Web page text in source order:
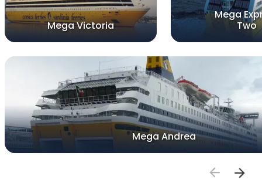
Mega Victoria
Mega
Two
Mega Andrea